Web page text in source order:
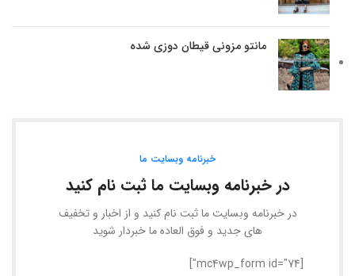
مانتو مزونی قیطان دوزی شده
خبرنامه وبسایت ما
در خبرنامه وبسایت ما ثبت نام کنید
در خبرنامه وبسایت ما ثبت نام کنید و از اخبار و تخفیف
های جدید و فوق العاده ما خبردار شوید
[mc4wp_form id="74"]